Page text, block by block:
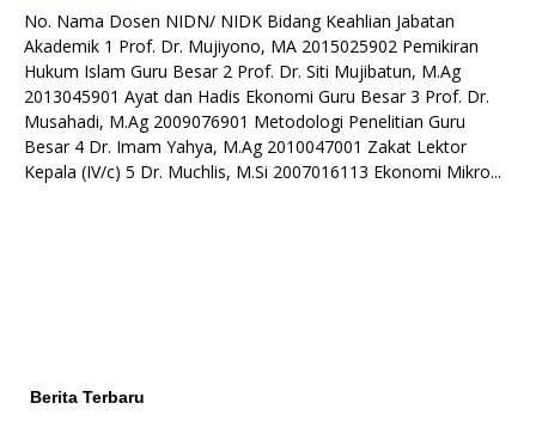
No. Nama Dosen NIDN/ NIDK Bidang Keahlian Jabatan
Akademik 1 Prof. Dr. Mujiyono, MA 2015025902 Pemikiran
Hukum Islam Guru Besar 2 Prof. Dr. Siti Mujibatun, M.Ag
2013045901 Ayat dan Hadis Ekonomi Guru Besar 3 Prof. Dr.
Musahadi, M.Ag 2009076901 Metodologi Penelitian Guru
Besar 4 Dr. Imam Yahya, M.Ag 2010047001 Zakat Lektor
Kepala (IV/c) 5 Dr. Muchlis, M.Si 2007016113 Ekonomi Mikro...
Berita Terbaru